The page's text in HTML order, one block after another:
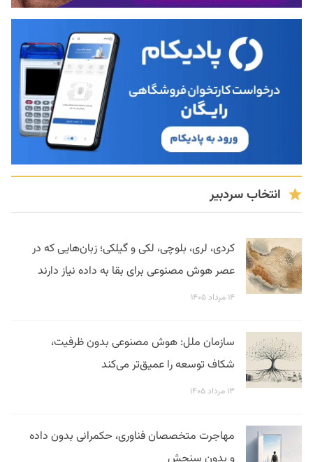
انتخاب سردبیر
کردی، لری، بلوچی، لکی و گیلکی؛ زبان‌هایی که در
عصر هوش مصنوعی برای بقا به داده نیاز دارند
۱۴ مرداد ۱۴۰۵
سازمان ملل: هوش مصنوعی بدون ظرفیت،
شکاف توسعه را عمیق‌تر می‌کند
۱۳ مرداد ۱۴۰۵
مهاجرت متخصصان فناوری، حکمرانی بدون داده